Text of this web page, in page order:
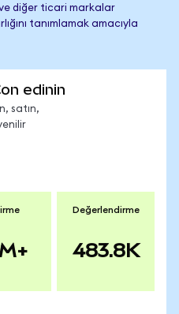
diğer ticari markalar
tanımlamak amacıyla
edinin
satın,
Değerlendirme
483.8K